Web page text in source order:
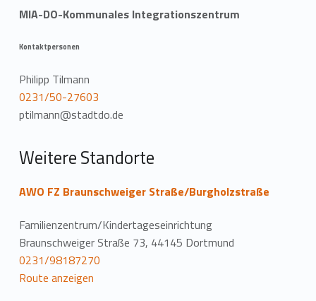
n
MIA-DO-Kommunales Integrationszentrum
Kontaktpersonen
Philipp Tilmann
0231/50-27603
ptilmann@stadtdo.de
Weitere Standorte
AWO FZ Braunschweiger Straße/Burgholzstraße
Familienzentrum/Kindertageseinrichtung
Braunschweiger Straße 73, 44145 Dortmund
0231/98187270
Route anzeigen